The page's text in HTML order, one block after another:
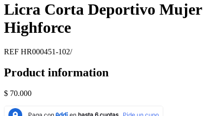
Licra Corta Deportivo Mujer
Highforce
REF HR000451-102/
Product information
$ 70.000